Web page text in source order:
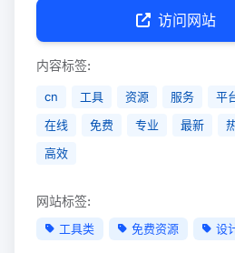
访问网站
内容标签:
cn 工具 资源 服务 平
在线
免费 专业 最新
高效
网站标签:
工具类 免费资源 设